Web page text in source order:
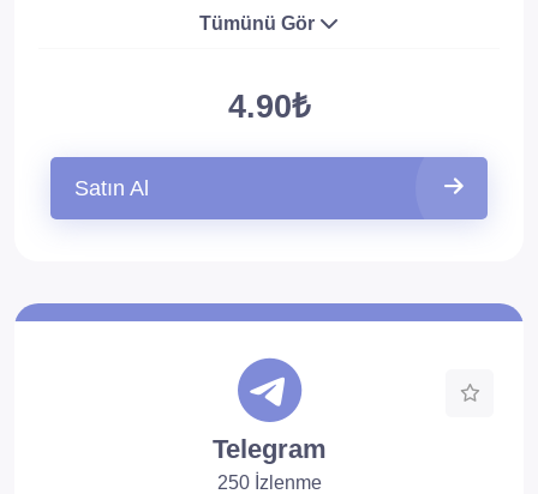
Tümünü Gör
4.90₺
Satın Al
Telegram
250 İzlenme